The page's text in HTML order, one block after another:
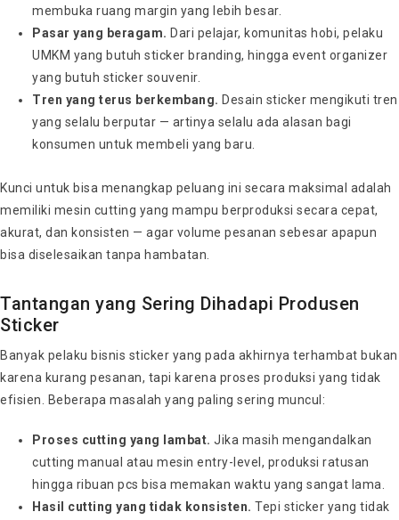
membuka ruang margin yang lebih besar.
Pasar yang beragam. Dari pelajar, komunitas hobi, pelaku
UMKM yang butuh sticker branding, hingga event organizer
yang butuh sticker souvenir.
Tren yang terus berkembang. Desain sticker mengikuti tren
yang selalu berputar — artinya selalu ada alasan bagi
konsumen untuk membeli yang baru.
Kunci untuk bisa menangkap peluang ini secara maksimal adalah
memiliki mesin cutting yang mampu berproduksi secara cepat,
akurat, dan konsisten — agar volume pesanan sebesar apapun
bisa diselesaikan tanpa hambatan.
Tantangan yang Sering Dihadapi Produsen
Sticker
Banyak pelaku bisnis sticker yang pada akhirnya terhambat bukan
karena kurang pesanan, tapi karena proses produksi yang tidak
efisien. Beberapa masalah yang paling sering muncul:
Proses cutting yang lambat. Jika masih mengandalkan
cutting manual atau mesin entry-level, produksi ratusan
hingga ribuan pcs bisa memakan waktu yang sangat lama.
Hasil cutting yang tidak konsisten. Tepi sticker yang tidak